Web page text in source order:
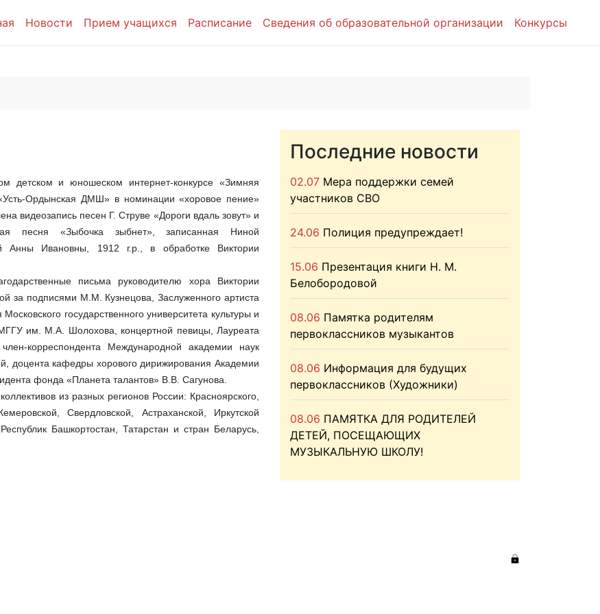
Новости Прием учащихся Расписание Сведения об образовательной организации Конкурсы
и юношеском интернет-конкурсе «Зимняя
Ордынская ДМШ» в номинации «хоровое пение»
видеозапись песен Г. Струве «Дороги вдаль зовут» и
песня «Зыбочка зыбнет», записанная Ниной
Анны Ивановны, 1912 г.р., в обработке Виктории
письма руководителю хора Виктории
за подписями М.М. Кузнецова, Заслуженного артиста
государственного университета культуры и
им. М.А. Шолохова, концертной певицы, Лауреата
корреспондента Международной академии наук
доцента кафедры хорового дирижирования Академии
фонда «Планета талантов» В.В. Сагунова.
из разных регионов России: Красноярского,
Свердловской, Астраханской, Иркутской
Башкортостан, Татарстан и стран Беларусь,
«Ровесник»
Последние новости
02.07 Мера поддержки семей
участников СВО
24.06 Полиция предупреждает!
15.06 Презентация книги Н. М.
Белобородовой
08.06 Памятка родителям
первоклассников музыкантов
08.06 Информация для будущих
первоклассников (Художники)
08.06 ПАМЯТКА ДЛЯ РОДИТЕЛЕЙ
ДЕТЕЙ, ПОСЕЩАЮЩИХ
МУЗЫКАЛЬНУЮ ШКОЛУ!